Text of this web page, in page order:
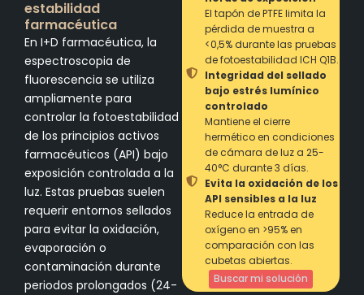
estabilidad
farmacéutica
En I+D farmacéutica, la
espectroscopia de
fluorescencia se utiliza
ampliamente para
controlar la fotoestabilidad
de los principios activos
farmacéuticos (API) bajo
exposición controlada a la
luz. Estas pruebas suelen
requerir entornos sellados
para evitar la oxidación,
evaporación o
contaminación durante
periodos prolongados (24-
El tapón de PTFE limita la
pérdida de muestra a
<0,5% durante las pruebas
de fotoestabilidad ICH Q1B.
Integridad del sellado
bajo estrés lumínico
controlado
Mantiene el cierre
hermético en condiciones
de cámara de luz a 25-
40°C durante 3 días.
Evita la oxidación de los
API sensibles a la luz
Reduce la entrada de
oxígeno en >95% en
comparación con las
cubetas abiertas.
Buscar mi solución